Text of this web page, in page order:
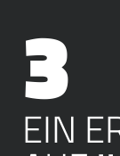
EIN